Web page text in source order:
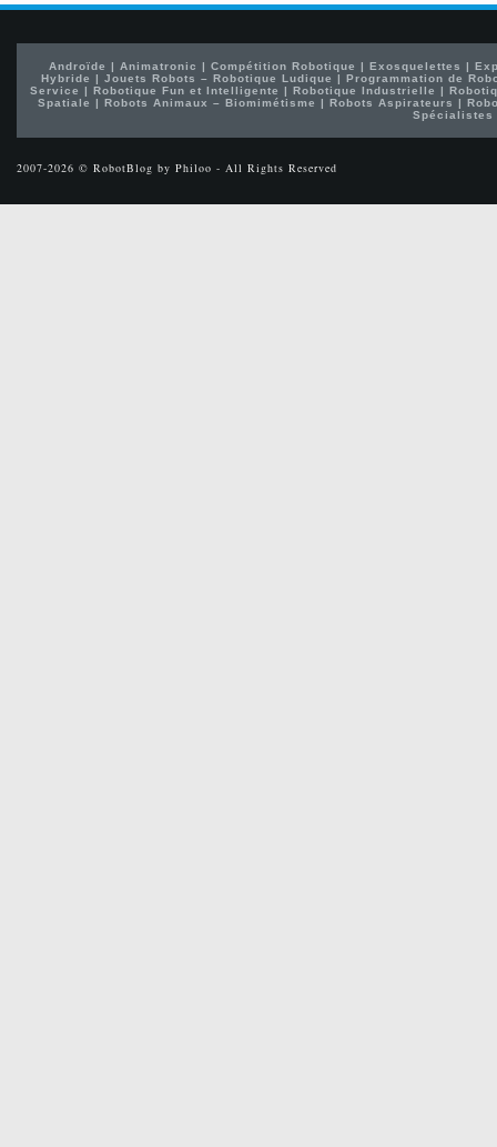
Androïde | Animatronic | Compétition Robotique | Exosquelettes |
Hybride |Jouets Robots – Robotique Ludique |Programmation de
Service | Robotique Fun et Intelligente | Robotique Industrielle |
Spatiale | Robots Animaux – Biomimétisme | Robots Aspirateurs |
Spécialistes
2007-2026 © RobotBlog by Philoo - All Rights Reserved